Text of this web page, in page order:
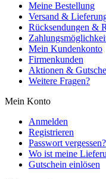
Meine Bestellung
Versand &
Rücksendungen &
Mein Kundenkonto
Firmenkunden
Aktionen &
Weitere Fragen?
Mein Konto
Anmelden
Registrieren
Passwort vergessen?
Wo ist meine
Gutschein einlösen